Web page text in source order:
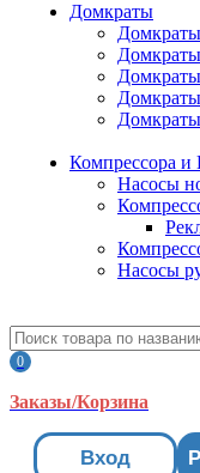
Домкраты
Компрессора и
Насосы
Насосы
0
Заказы/Корзина
Вход